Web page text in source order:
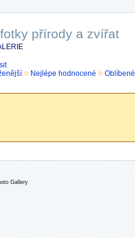
přírody a zvířat
Nejlépe hodnocené Oblíbené
Gallery